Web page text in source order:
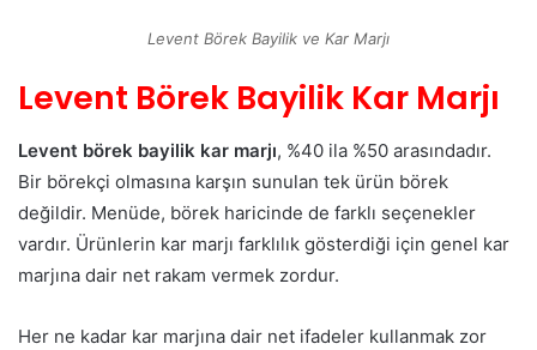
Levent Börek Bayilik ve Kar Marjı
Levent Börek Bayilik Kar Marjı
Levent börek bayilik kar marjı, %40 ila %50 arasındadır.
Bir börekçi olmasına karşın sunulan tek ürün börek
değildir. Menüde, börek haricinde de farklı seçenekler
vardır. Ürünlerin kar marjı farklılık gösterdiği için genel kar
marjına dair net rakam vermek zordur.
Her ne kadar kar marjına dair net ifadeler kullanmak zor